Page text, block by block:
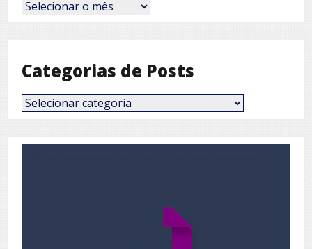
Posts
por
Categorias de Posts
Categorias
de